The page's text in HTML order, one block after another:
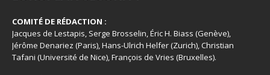
COMITÉ DE RÉDACTION :
Jacques de Lestapis, Serge Brosselin, Éric H. Biass (Genève),
Jérôme Denariez (Paris), Hans-Ulrich Helfer (Zurich), Christian
Tafani (Université de Nice), François de Vries (Bruxelles).